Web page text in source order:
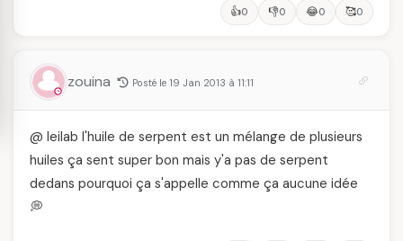
👍0 👎0 😂0 🥰0
zouina Posté le 19 Jan 2013 à 11:11
@ leilab l'huile de serpent est un mélange de plusieurs
huiles ça sent super bon mais y'a pas de serpent
dedans pourquoi ça s'appelle comme ça aucune idée
💭